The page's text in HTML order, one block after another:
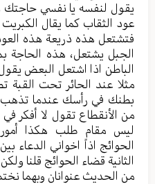
يقول لنفسه يا نفسي حاجتك
عود الثقاب كما يقال
فتشتعل هذه ذريعة هذه
الجبل يشتعل، هذه الحاجة
الباطن اذا اشتعل البعض
مثلا عند الحائر تحت
بطنك في رأسك عندما تذهب
من الأنقطاع تقول لا أفكر
ليس مقام طلب هكذا
الحوائج اذاً اخواني الدعاء
الثانية قضاء الحوائج قلنا
من الحديث عنوانان وبهما